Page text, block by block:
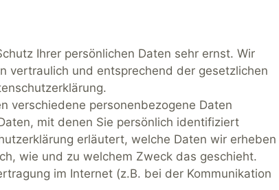
Ihrer persönlichen Daten sehr ernst. Wir
vertraulich und entsprechend der gesetzlichen
verschiedene personenbezogene Daten
mit denen Sie persönlich identifiziert
erläutert, welche Daten wir erheben
wie und zu welchem Zweck das geschieht.
im Internet (z.B. bei der Kommunikation